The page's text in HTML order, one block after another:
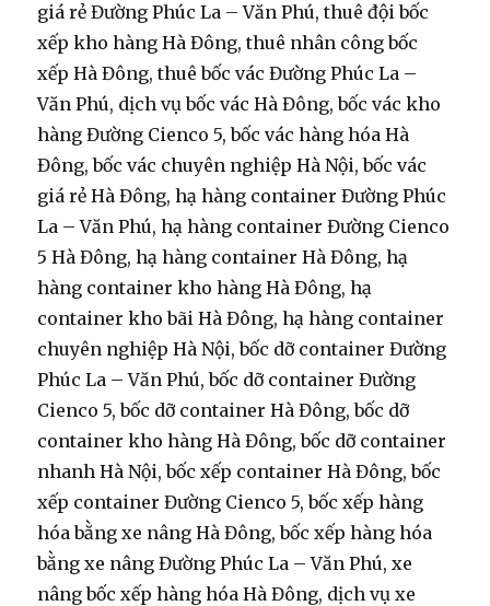
giá rẻ Đường Phúc La – Văn Phú, thuê đội bốc
xếp kho hàng Hà Đông, thuê nhân công bốc
xếp Hà Đông, thuê bốc vác Đường Phúc La –
Văn Phú, dịch vụ bốc vác Hà Đông, bốc vác kho
hàng Đường Cienco 5, bốc vác hàng hóa Hà
Đông, bốc vác chuyên nghiệp Hà Nội, bốc vác
giá rẻ Hà Đông, hạ hàng container Đường Phúc
La – Văn Phú, hạ hàng container Đường Cienco
5 Hà Đông, hạ hàng container Hà Đông, hạ
hàng container kho hàng Hà Đông, hạ
container kho bãi Hà Đông, hạ hàng container
chuyên nghiệp Hà Nội, bốc dỡ container Đường
Phúc La – Văn Phú, bốc dỡ container Đường
Cienco 5, bốc dỡ container Hà Đông, bốc dỡ
container kho hàng Hà Đông, bốc dỡ container
nhanh Hà Nội, bốc xếp container Hà Đông, bốc
xếp container Đường Cienco 5, bốc xếp hàng
hóa bằng xe nâng Hà Đông, bốc xếp hàng hóa
bằng xe nâng Đường Phúc La – Văn Phú, xe
nâng bốc xếp hàng hóa Hà Đông, dịch vụ xe